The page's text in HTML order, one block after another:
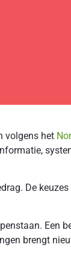
volgens het
De keuzes
Een
brengt